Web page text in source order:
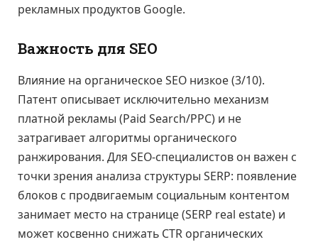
рекламных продуктов Google.
Важность для SEO
Влияние на органическое SEO низкое (3/10).
Патент описывает исключительно механизм
платной рекламы (Paid Search/PPC) и не
затрагивает алгоритмы органического
ранжирования. Для SEO-специалистов он важен с
точки зрения анализа структуры SERP: появление
блоков с продвигаемым социальным контентом
занимает место на странице (SERP real estate) и
может косвенно снижать CTR органических